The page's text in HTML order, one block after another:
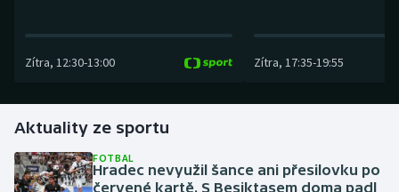
Futsal
Gymnastika
Zítra, 12:30-13:00 Zítra, 17:35-19:55
Aktuality ze sportu
FOTBAL
Hradec nevyužil šance ani přesilovku po
červené kartě. S Besiktasem doma padl